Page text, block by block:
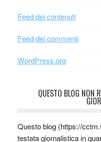
Feed dei contenuti
Feed dei commenti
WordPress.org
QUESTO BLOG NON
Questo blog (https://
testata giornalistica in